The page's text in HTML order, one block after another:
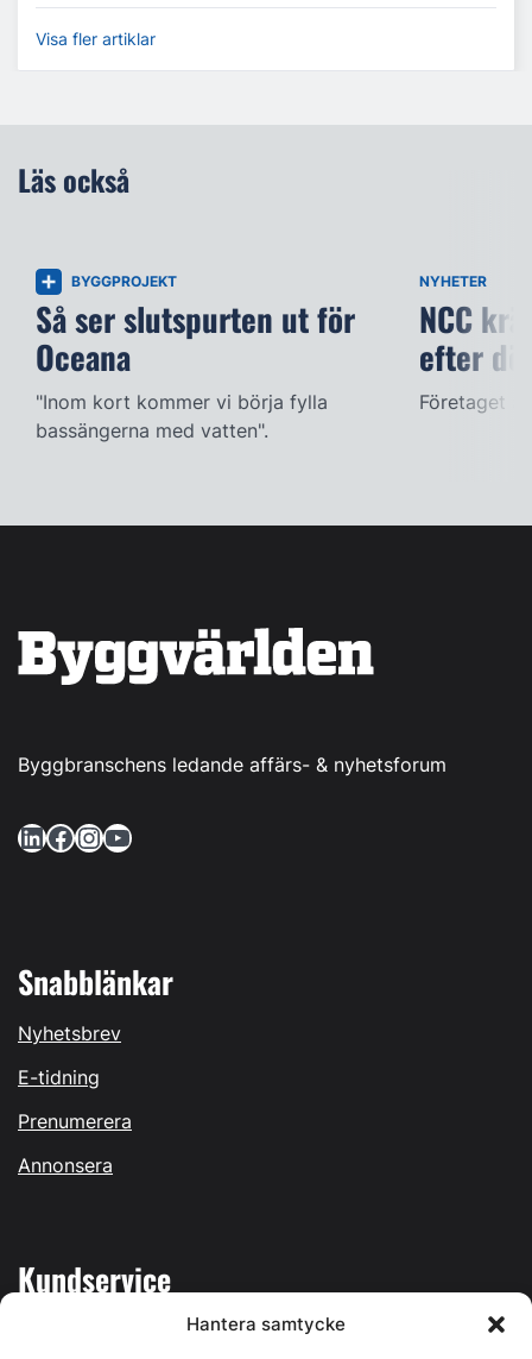
Hantera samtycke
Visa fler artiklar
Läs också
BYGGPROJEKT
Så ser slutspurten ut för
Oceana
"Inom kort kommer vi börja fylla
bassängerna med vatten".
NYHETER
NCC
efter
Företaget
Byggbranschens ledande affärs- & nyhetsforum
LinkedIn Facebook InstagramYouTube
Snabblänkar
Nyhetsbrev
E-tidning
Prenumerera
Annonsera
Kundservice